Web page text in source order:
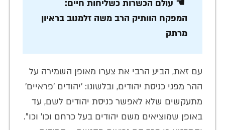
☚ עולם הכשרות כשליחות חיים:
המפקח הוותיק הרב משה זלמנוב בראיון
מרתק
עם זאת, הביע הרבי את צערו מאופן השמירה על
ההר מפני כניסת יהודים, ובלשונו: 'יהודים 'פראיים'
מתעקשים שלא לאפשר כניסת יהודים לשם, עד
באופן שמוציאים משם יהודים בעל כרחם וכו' וכו".